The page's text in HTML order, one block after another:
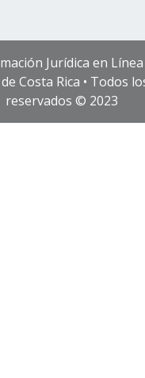
Jurídica en Línea
Costa Rica • Todos
reservados © 2023